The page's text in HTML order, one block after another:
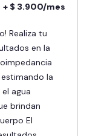
+ $ 3.900/mes
en la
la
agua
brindan
El